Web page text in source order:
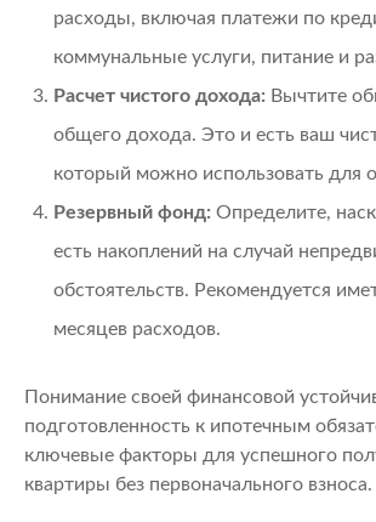
расходы, включая платежи по
коммунальные услуги, питание и
Расчет чистого дохода: Вычтите
общего дохода. Это и есть ваш
который можно использовать для
Резервный фонд: Определите,
есть накоплений на случай
обстоятельств. Рекомендуется
месяцев расходов.
Понимание своей финансовой
подготовленность к ипотечным
ключевые факторы для успешного
квартиры без первоначального взноса.